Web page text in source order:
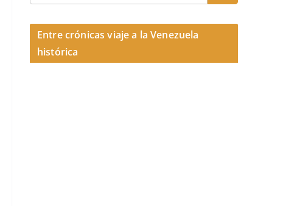
Entre crónicas viaje a la Venezuela
histórica